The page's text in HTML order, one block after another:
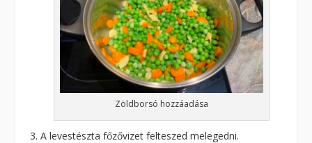
Zöldborsó hozzáadása
A levestészta főzővizet felteszed melegedni.